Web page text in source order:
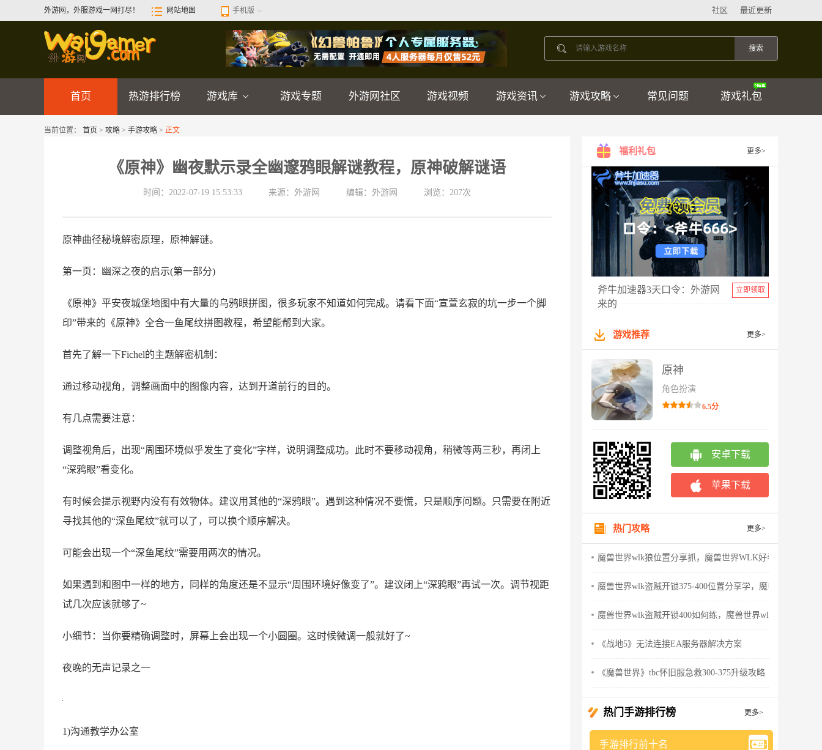
外游网，外服游戏一网打尽！ 网站地图 手机版 最近更新
社区
首页 热游排行榜 游戏库 游戏专题 外游网社区 游戏视频 游戏资讯 游戏攻略 常见问题 游戏礼包
当前位置： 首页 > 攻略 > 手游攻略 > 正文
《原神》幽夜默示录全幽邃鸦眼解谜教程，原神破解谜语
时间：2022-07-19 15:53:33 来源：外游网 编辑：外游网 浏览： 207次
原神曲径秘境解密原理，原神解谜。
第一页：幽深之夜的启示(第一部分)
《原神》平安夜城堡地图中有大量的乌鸦眼拼图，很多玩家不知道如何完成。请看下面“宣萱玄寂的坑一步一个脚
印”带来的《原神》全合一鱼尾纹拼图教程，希望能帮到大家。
首先了解一下Fichel的主题解密机制：
通过移动视角，调整画面中的图像内容，达到开道前行的目的。
有几点需要注意：
调整视角后，出现“周围环境似乎发生了变化”字样，说明调整成功。此时不要移动视角，稍微等两三秒，再闭上
“深鸦眼”看变化。
有时候会提示视野内没有有效物体。建议用其他的“深鸦眼”。遇到这种情况不要慌，只是顺序问题。只需要在附近
寻找其他的“深鱼尾纹”就可以了，可以换个顺序解决。
可能会出现一个“深鱼尾纹”需要用两次的情况。
如果遇到和图中一样的地方，同样的角度还是不显示“周围环境好像变了”。建议闭上“深鸦眼”再试一次。调节视距
试几次应该就够了~
小细节：当你要精确调整时，屏幕上会出现一个小圆圈。这时候微调一般就好了~
夜晚的无声记录之一
1)沟通教学办公室
福利礼包 更多>
斧牛加速器3天口令：外游网
来的
立即领取
游戏推荐 更多>
原神
角色扮演
6.5分
安卓下载
苹果下载
热门攻略 更多>
魔兽世界wlk狼位置分享抓，魔兽世界WLK好看的狼
魔兽世界wlk盗贼开锁375-400位置分享学，魔兽世界wlk怀
魔兽世界wlk盗贼开锁400如何练，魔兽世界wlk盗贼天赋
《战地5》无法连接EA服务器解决方案
《魔兽世界》tbc怀旧服急救300-375升级攻略
热门手游排行榜 更多>
手游排行前十名